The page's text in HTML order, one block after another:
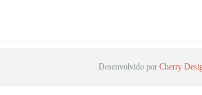
Desenvolvido por Cherry